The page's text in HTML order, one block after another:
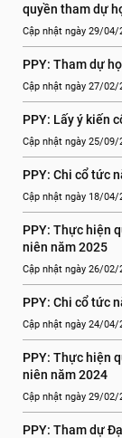
quyền tham dự
Cập nhật ngày 29/04/
PPY: Tham dự
Cập nhật ngày 27/02/
PPY: Lấy ý kiến
Cập nhật ngày 25/09/
PPY: Chi cổ tức
Cập nhật ngày 18/04/
PPY: Thực hiện
niên năm 2025
Cập nhật ngày 26/02/
PPY: Chi cổ tức
Cập nhật ngày 24/04/
PPY: Thực hiện
niên năm 2024
Cập nhật ngày 29/02/
PPY: Tham dự